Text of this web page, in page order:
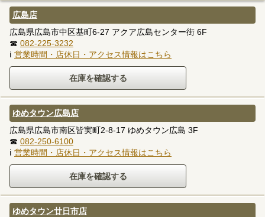
広島店
広島県広島市中区基町6-27 アクア広島センター街 6F
☎ 082-225-3232
ℹ 営業時間・店休日・アクセス情報はこちら
ゆめタウン広島店
広島県広島市南区皆実町2-8-17 ゆめタウン広島 3F
☎ 082-250-6100
ℹ 営業時間・店休日・アクセス情報はこちら
ゆめタウン廿日市店